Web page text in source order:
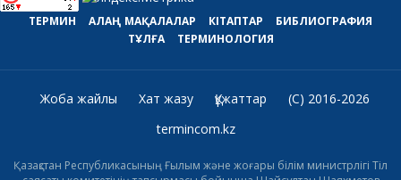
ТЕРМИН АЛАҢ МАҚАЛАЛАР КІТАПТАР
БИБЛИОГРАФИЯ
ТҰЛҒА
ТЕРМИНОЛОГИЯ
Жоба жайлы Хат жазу Құжаттар
(C) 2016-2026
termincom.kz
Қазақстан Республикасының Ғылым және жоғары білім министрлігі Тіл